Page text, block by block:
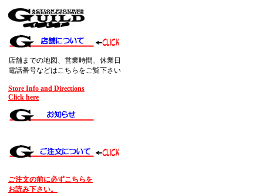
店舗までの地図、営業時間、休業日
電話番号などはこちらをご覧下さい
Store Info and Directions
Click here
ご注文の前に必ずこちらを
お読み下さい。